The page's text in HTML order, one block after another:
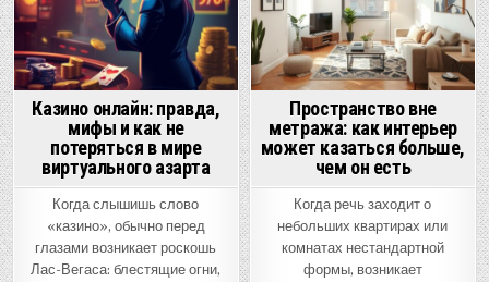
Казино онлайн: правда,
мифы и как не
потеряться в мире
виртуального азарта
Когда слышишь слово
«казино», обычно перед
глазами возникает роскошь
Лас-Вегаса: блестящие огни,
Пространство вне
метража: как интерьер
может казаться больше,
чем он есть
Когда речь заходит о
небольших квартирах или
комнатах нестандартной
формы, возникает